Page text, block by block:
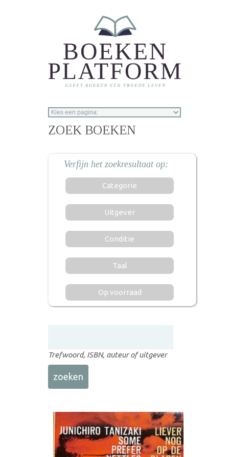
ZOEK BOEKEN
Categorie
Uitgever
Conditie
Taal
Op voorraad
Trefwoord, ISBN, auteur of uitgever